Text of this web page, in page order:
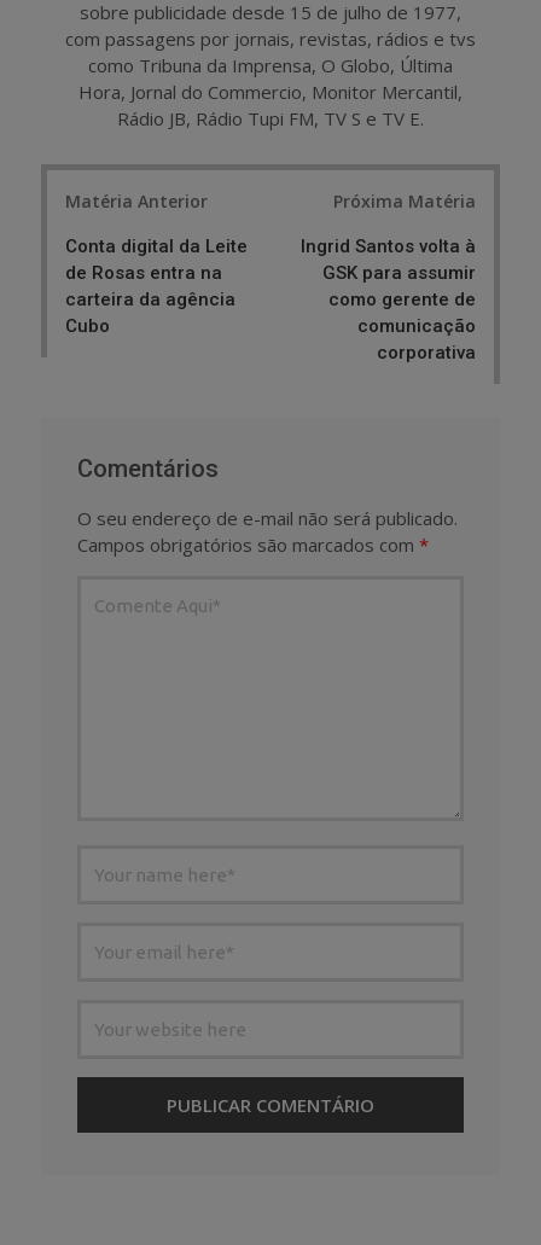
sobre publicidade desde 15 de julho de 1977,
com passagens por jornais, revistas, rádios e tvs
como Tribuna da Imprensa, O Globo, Última
Hora, Jornal do Commercio, Monitor Mercantil,
Rádio JB, Rádio Tupi FM, TV S e TV E.
Matéria Anterior
Conta digital da Leite
de Rosas entra na
carteira da agência
Cubo
Próxima Matéria
Ingrid Santos volta à
GSK para assumir
como gerente de
comunicação
corporativa
Comentários
O seu endereço de e-mail não será publicado.
Campos obrigatórios são marcados com *